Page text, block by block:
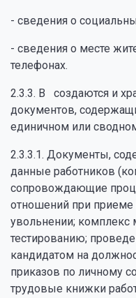
- сведения о
- сведения о месте
телефонах.
2.3.3. В создаются и
документов,
единичном или
2.3.3.1. Документы,
данные работников
сопровождающие
отношений при приеме
увольнении; комплекс
тестированию;
кандидатом на
приказов по личному
трудовые книжки